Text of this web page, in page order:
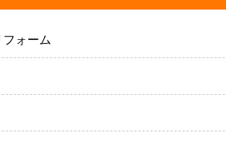
ォーム